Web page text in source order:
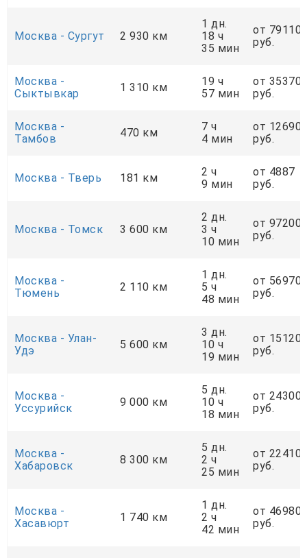
Москва - Сургут 2 930 км
1 дн.
18 ч
35 мин
от 79110
руб.
Москва -
Сыктывкар
1 310 км
19 ч
57 мин
от 35370
руб.
Москва -
Тамбов
470 км
7 ч
4 мин
от 12690
руб.
Москва - Тверь 181 км
2 ч
9 мин
от 4887
руб.
Москва - Томск 3 600 км
2 дн.
3 ч
10 мин
от 97200
руб.
Москва -
Тюмень
2 110 км
1 дн.
5 ч
48 мин
от 56970
руб.
Москва - Улан-
Удэ
5 600 км
3 дн.
10 ч
19 мин
от
руб.
Москва -
Уссурийск
9 000 км
5 дн.
10 ч
18 мин
от
руб.
Москва -
Хабаровск
8 300 км
5 дн.
2 ч
25 мин
от
руб.
Москва -
Хасавюрт
1 740 км
1 дн.
2 ч
42 мин
от 46980
руб.